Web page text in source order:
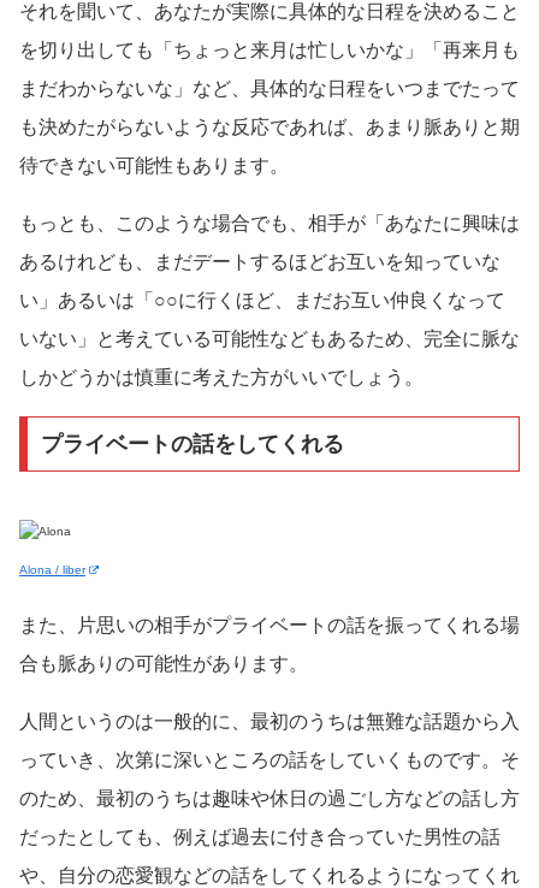
それを聞いて、あなたが実際に具体的な日程を決めること
を切り出しても「ちょっと来月は忙しいかな」「再来月も
まだわからないな」など、具体的な日程をいつまでたって
も決めたがらないような反応であれば、あまり脈ありと期
待できない可能性もあります。
もっとも、このような場合でも、相手が「あなたに興味は
あるけれども、まだデートするほどお互いを知っていな
い」あるいは「○○に行くほど、まだお互い仲良くなって
いない」と考えている可能性などもあるため、完全に脈な
しかどうかは慎重に考えた方がいいでしょう。
プライベートの話をしてくれる
Alona / liber
また、片思いの相手がプライベートの話を振ってくれる場
合も脈ありの可能性があります。
人間というのは一般的に、最初のうちは無難な話題から入
っていき、次第に深いところの話をしていくものです。そ
のため、最初のうちは趣味や休日の過ごし方などの話し方
だったとしても、例えば過去に付き合っていた男性の話
や、自分の恋愛観などの話をしてくれるようになってくれ